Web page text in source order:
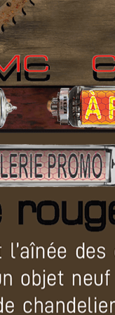
droits réservés ©